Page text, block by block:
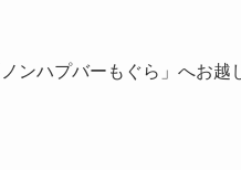
ンハプバーもぐら」へお越